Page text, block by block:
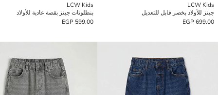
LCW Kids
جينز للأولاد بخصر قابل للتعديل
699.00 EGP
LCW Kids
بنطلونات جينز بقصة عادية للأولاد
599.00 EGP